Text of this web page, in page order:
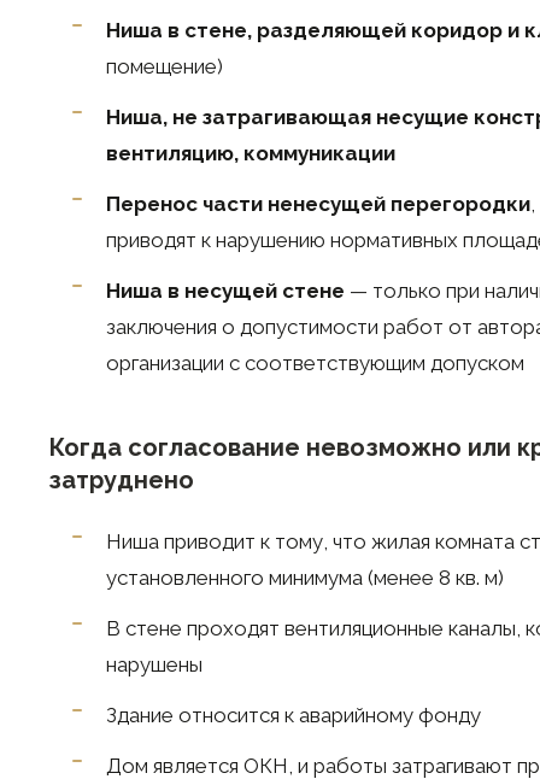
Ниша в стене, разделяющей коридор и
помещение)
Ниша, не затрагивающая несущие
вентиляцию, коммуникации
Перенос части ненесущей перегородки
приводят к нарушению нормативных
Ниша в несущей стене — только при
заключения о допустимости работ от
организации с соответствующим допуском
Когда согласование невозможно или
затруднено
Ниша приводит к тому, что жилая комната
установленного минимума (менее 8 кв. м)
В стене проходят вентиляционные каналы,
нарушены
Здание относится к аварийному фонду
Дом является ОКН, и работы затрагивают